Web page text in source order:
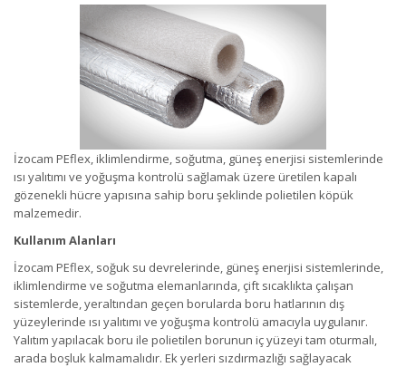
İzocam PEflex, iklimlendirme, soğutma, güneş enerjisi sistemlerinde
ısı yalıtımı ve yoğuşma kontrolü sağlamak üzere üretilen kapalı
gözenekli hücre yapısına sahip boru şeklinde polietilen köpük
malzemedir.
Kullanım Alanları
İzocam PEflex, soğuk su devrelerinde, güneş enerjisi sistemlerinde,
iklimlendirme ve soğutma elemanlarında, çift sıcaklıkta çalışan
sistemlerde, yeraltından geçen borularda boru hatlarının dış
yüzeylerinde ısı yalıtımı ve yoğuşma kontrolü amacıyla uygulanır.
Yalıtım yapılacak boru ile polietilen borunun iç yüzeyi tam oturmalı,
arada boşluk kalmamalıdır. Ek yerleri sızdırmazlığı sağlayacak